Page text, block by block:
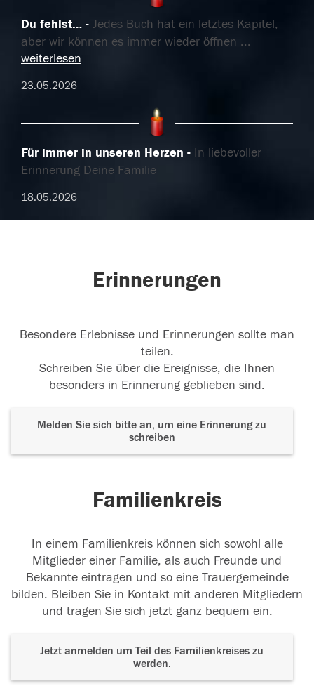
Du fehlst…
Jedes Buch hat ein letztes Kapitel,
aber wir können es immer wieder öffnen ...
weiterlesen
23.05.2026
Für immer in unseren Herzen
In liebevoller
Erinnerung Deine Familie
18.05.2026
Erinnerungen
Besondere Erlebnisse und Erinnerungen sollte man
teilen.
Schreiben Sie über die Ereignisse, die Ihnen
besonders in Erinnerung geblieben sind.
Melden Sie sich bitte an, um eine Erinnerung zu
schreiben
Familienkreis
In einem Familienkreis können sich sowohl alle
Mitglieder einer Familie, als auch Freunde und
Bekannte eintragen und so eine Trauergemeinde
bilden. Bleiben Sie in Kontakt mit anderen Mitgliedern
und tragen Sie sich jetzt ganz bequem ein.
Jetzt anmelden um Teil des Familienkreises zu
werden.